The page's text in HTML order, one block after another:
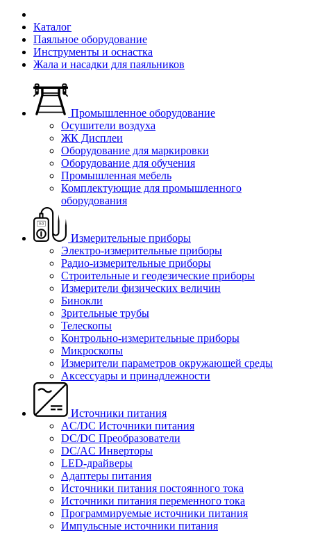
Каталог
Паяльное оборудование
Инструменты и оснастка
Жала и насадки для паяльников
Промышленное оборудование
Осушители воздуха
ЖК Дисплеи
Оборудование для маркировки
Оборудование для обучения
Промышленная мебель
Комплектующие для промышленного
оборудования
Измерительные приборы
Электро-измерительные приборы
Радио-измерительные приборы
Строительные и геодезические приборы
Измерители физических величин
Бинокли
Зрительные трубы
Телескопы
Контрольно-измерительные приборы
Микроскопы
Измерители параметров окружающей среды
Аксессуары и принадлежности
Источники питания
AC/DC Источники питания
DC/DC Преобразователи
DC/AC Инверторы
LED-драйверы
Адаптеры питания
Источники питания постоянного тока
Источники питания переменного тока
Программируемые источники питания
Импульсные источники питания